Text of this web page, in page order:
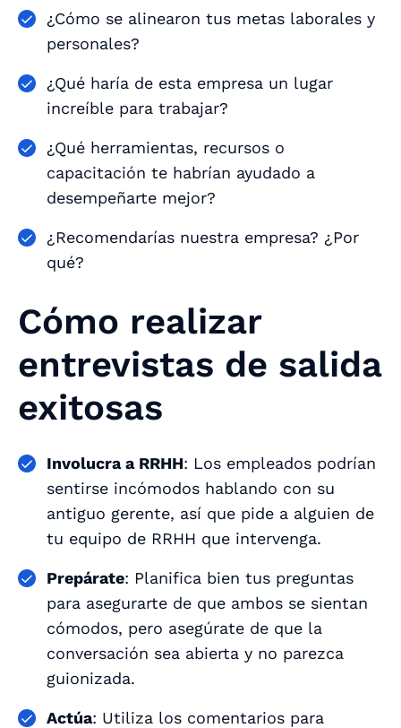
¿Cómo se alinearon tus metas laborales y
personales?
¿Qué haría de esta empresa un lugar
increíble para trabajar?
¿Qué herramientas, recursos o
capacitación te habrían ayudado a
desempeñarte mejor?
¿Recomendarías nuestra empresa? ¿Por
qué?
Cómo realizar
entrevistas de salida
exitosas
Involucra a RRHH: Los empleados podrían
sentirse incómodos hablando con su
antiguo gerente, así que pide a alguien de
tu equipo de RRHH que intervenga.
Prepárate: Planifica bien tus preguntas
para asegurarte de que ambos se sientan
cómodos, pero asegúrate de que la
conversación sea abierta y no parezca
guionizada.
Actúa: Utiliza los comentarios para